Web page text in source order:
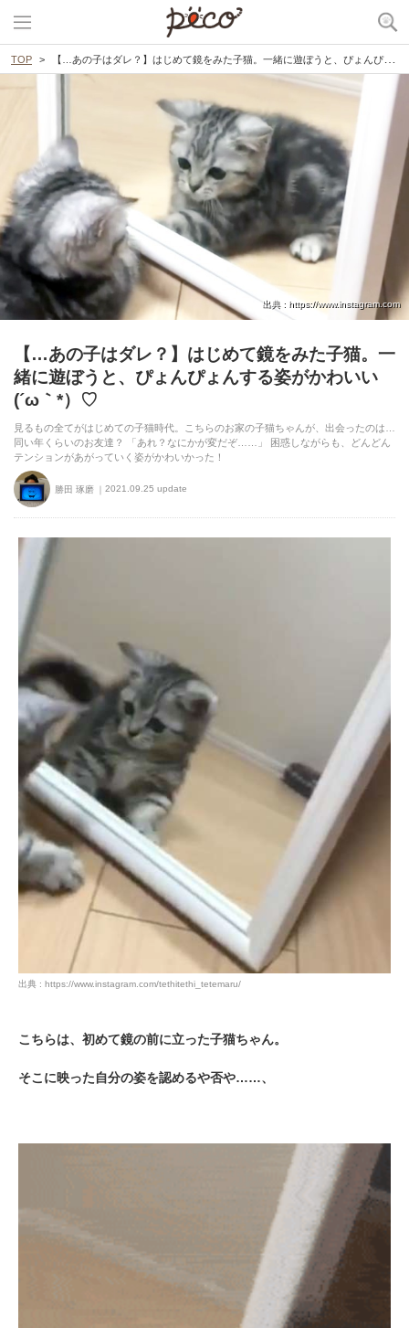
TOP 【…あの子はダレ？】はじめて鏡をみた子猫。一緒に遊ぼうと、ぴょんぴょんする姿がかわいい(´ω｀*）♡
出典 : https://www.instagram.com
【…あの子はダレ？】はじめて鏡をみた子猫。一
緒に遊ぼうと、ぴょんぴょんする姿がかわいい
(´ω｀*）♡
見るもの全てがはじめての子猫時代。こちらのお家の子猫ちゃんが、出会ったのは…
同い年くらいのお友達？ 「あれ？なにかが変だぞ……」 困惑しながらも、どんどん
テンションがあがっていく姿がかわいかった！
勝田 琢磨 2021.09.25 update
出典 : https://www.instagram.com/tethitethi_tetemaru/
こちらは、初めて鏡の前に立った子猫ちゃん。
そこに映った自分の姿を認めるや否や……、